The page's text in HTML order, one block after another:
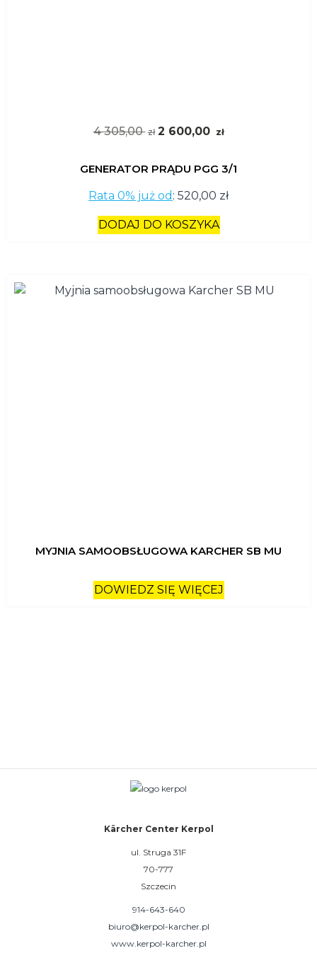
4 305,00 zł 2 600,00 zł
GENERATOR PRĄDU PGG 3/1
Rata 0% już od : 520,00 zł
DODAJ DO KOSZYKA
MYJNIA SAMOOBSŁUGOWA KARCHER SB MU
DOWIEDZ SIĘ WIĘCEJ
Kärcher Center Kerpol
ul. Struga 31F
70-777
Szczecin
914-643-640
biuro@kerpol-karcher.pl
www.kerpol-karcher.pl